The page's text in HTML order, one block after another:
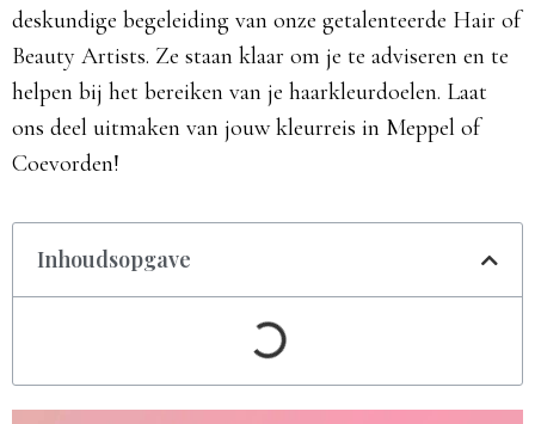
deskundige begeleiding van onze getalenteerde Hair of
Beauty Artists. Ze staan klaar om je te adviseren en te
helpen bij het bereiken van je haarkleurdoelen. Laat
ons deel uitmaken van jouw kleurreis in Meppel of
Coevorden!
Inhoudsopgave